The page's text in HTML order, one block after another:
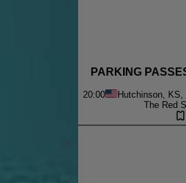
PARKING
20:00 Hutchinson, KS,
The Red